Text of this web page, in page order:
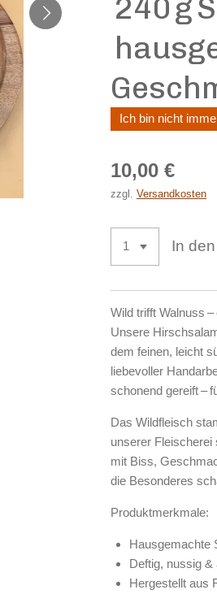
240 g
Ich bin nicht
10,00 €
zzgl. Versandkosten
In
Wild trifft Walnuss
Unsere
dem feinen, leicht
liebevoller
schonend gereift –
Das Wildfleisch
unserer Fleischerei
mit Biss,
die Besonderes
Produktmerkmale:
Hausgemachte
Deftig, nussig
Hergestellt aus